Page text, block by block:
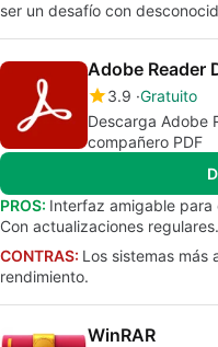
ser un desafío con
Adobe Reader
3.9 Gratuito
Descarga Adobe
compañero PDF
PROS: Interfaz amigable para
Con actualizaciones regulares.
CONTRAS: Los sistemas más
rendimiento.
WinRAR